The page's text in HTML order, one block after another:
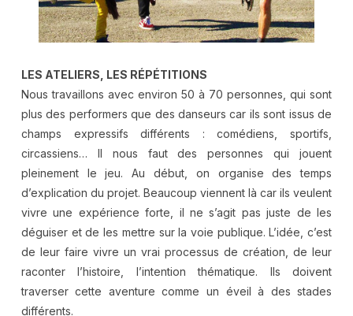
LES ATELIERS, LES RÉPÉTITIONS
Nous travaillons avec environ 50 à 70 personnes, qui sont
plus des performers que des danseurs car ils sont issus de
champs expressifs différents : comédiens, sportifs,
circassiens… Il nous faut des personnes qui jouent
pleinement le jeu. Au début, on organise des temps
d’explication du projet. Beaucoup viennent là car ils veulent
vivre une expérience forte, il ne s’agit pas juste de les
déguiser et de les mettre sur la voie publique. L’idée, c’est
de leur faire vivre un vrai processus de création, de leur
raconter l’histoire, l’intention thématique. Ils doivent
traverser cette aventure comme un éveil à des stades
différents.